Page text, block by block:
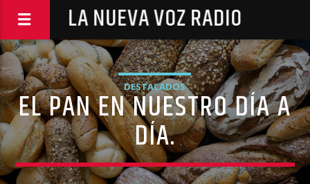
LA NUEVA VOZ RADIO
DESTACADOS
EL PAN EN NUESTRO DÍA A
DÍA.